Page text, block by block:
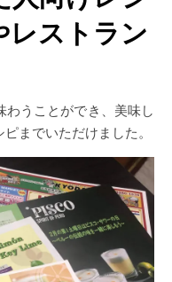
レストラン
うことができ、美味し
までいただけました。